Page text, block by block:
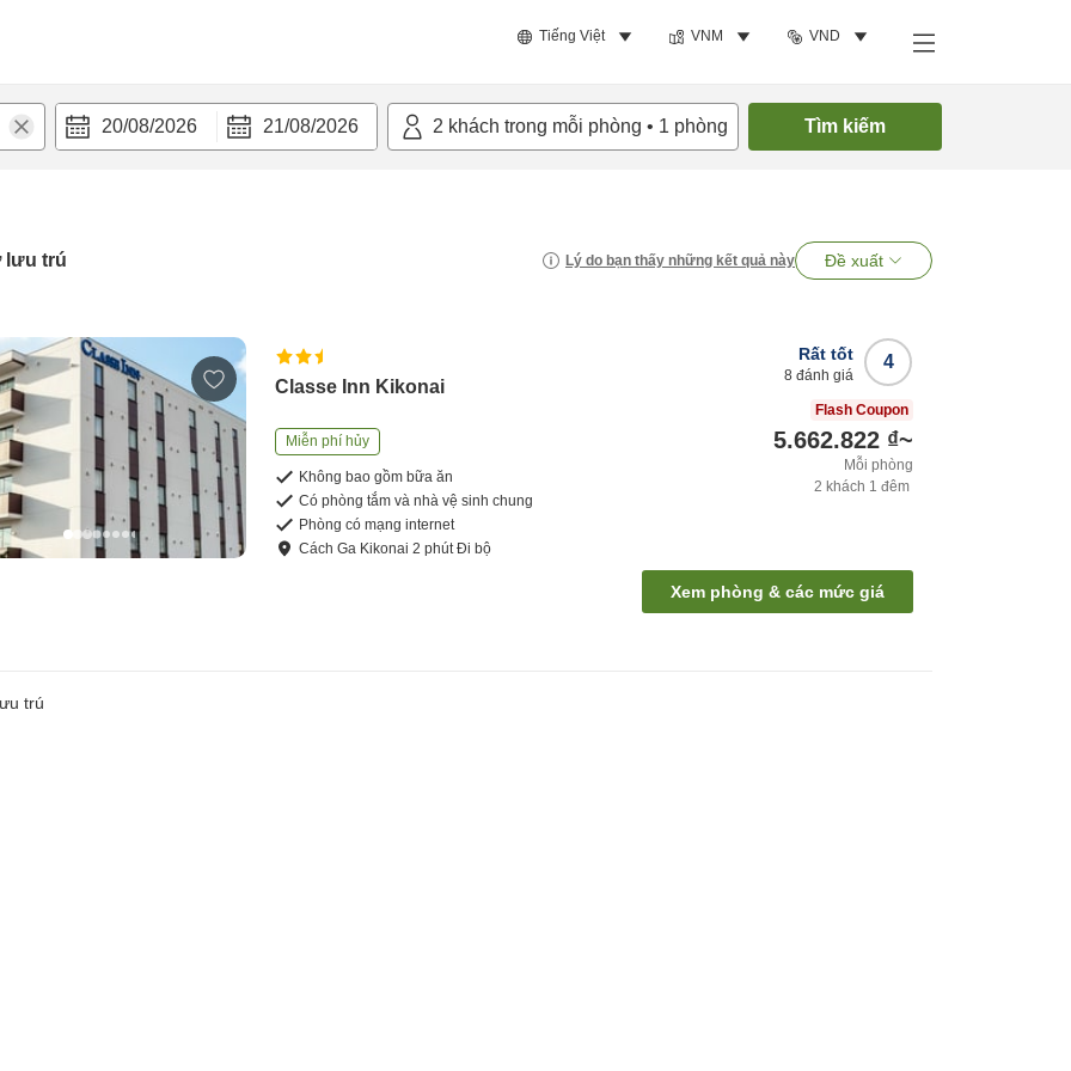
Tiếng Việt VNM VND
20/08/2026 21/08/2026 2 khách trong mỗi phòng • 1 phòng Tìm kiếm
lưu trú Lý do bạn thấy những kết quả này Đề xuất
Classe Inn Kikonai
Miễn phí hủy
Không bao gồm bữa ăn
Có phòng tắm và nhà vệ sinh chung
Phòng có mạng internet
CáchGa Kikonai2 phútĐi bộ
4
Rất tốt
8 đánh giá
Flash Coupon
5.662.822 ₫~
Mỗi phòng
2 khách 1 đêm
Xem phòng & các mức giá
trú